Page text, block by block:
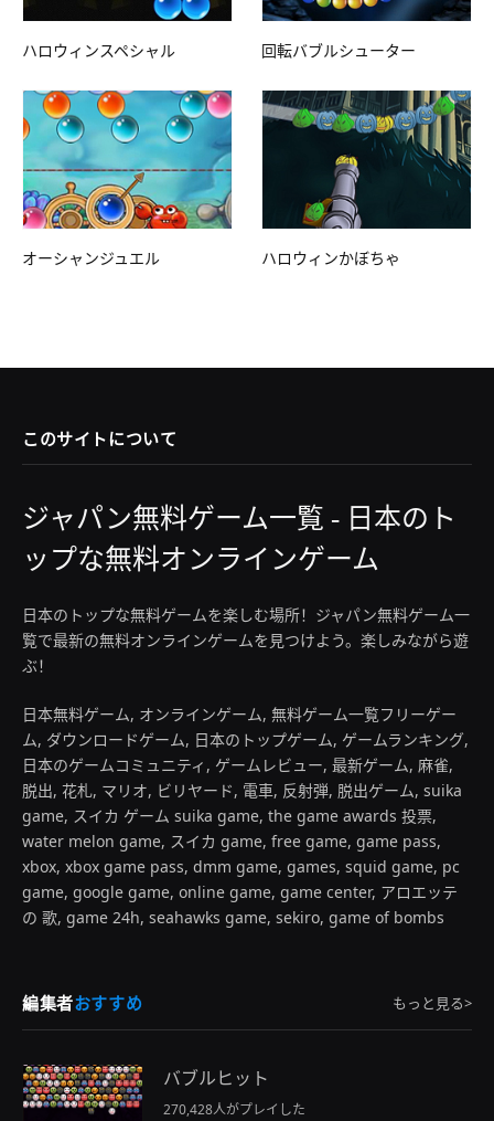
ハロウィンスペシャル 回転バブルシューター
オーシャンジュエル ハロウィンかぼちゃ
このサイトについて
ジャパン無料ゲーム一覧 - 日本のト
ップな無料オンラインゲーム
日本のトップな無料ゲームを楽しむ場所！ジャパン無料ゲーム一
覧で最新の無料オンラインゲームを見つけよう。楽しみながら遊
ぶ！
日本無料ゲーム, オンラインゲーム, 無料ゲーム一覧フリーゲー
ム, ダウンロードゲーム, 日本のトップゲーム, ゲームランキング,
日本のゲームコミュニティ, ゲームレビュー, 最新ゲーム, 麻雀,
脱出, 花札, マリオ, ビリヤード, 電車, 反射弾, 脱出ゲーム, suika
game, スイカ ゲーム suika game, the game awards 投票,
water melon game, スイカ game, free game, game pass,
xbox, xbox game pass, dmm game, games, squid game, pc
game, google game, online game, game center, アロエッテ
の 歌, game 24h, seahawks game, sekiro, game of bombs
編集者おすすめ もっと見る>
バブルヒット
270,428人がプレイした